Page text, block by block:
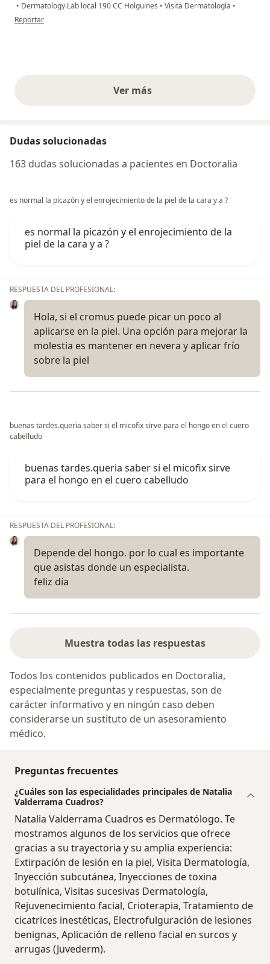
• Dermatology.Lab local 190 CC Holguines • Visita Dermatología •
en opinión del usuario Manuel Gómez
Reportar
Ver másopiniones anteriores
Dudas solucionadas
163 dudas solucionadas a pacientes en Doctoralia
es normal la picazón y el enrojecimiento de la piel de la cara y a ?
es normal la picazón y el enrojecimiento de la
piel de la cara y a ?
RESPUESTA DEL PROFESIONAL:
Hola, si el cromus puede picar un poco al
aplicarse en la piel. Una opción para mejorar la
molestia es mantener en nevera y aplicar frío
sobre la piel
buenas tardes.queria saber si el micofix sirve para el hongo en el cuero
cabelludo
buenas tardes.queria saber si el micofix sirve
para el hongo en el cuero cabelludo
RESPUESTA DEL PROFESIONAL:
Depende del hongo. por lo cual es importante
que asistas donde un especialista.
feliz día
Muestra todas las respuestas
Todos los contenidos publicados en Doctoralia,
especialmente preguntas y respuestas, son de
carácter informativo y en ningún caso deben
considerarse un sustituto de un asesoramiento
médico.
Preguntas frecuentes
¿Cuáles son las especialidades principales de Natalia
Valderrama Cuadros?
Natalia Valderrama Cuadros es Dermatólogo. Te
mostramos algunos de los servicios que ofrece
gracias a su trayectoria y su amplia experiencia:
Extirpación de lesión en la piel, Visita Dermatología,
Inyección subcutánea, Inyecciones de toxina
botulínica, Visitas sucesivas Dermatología,
Rejuvenecimiento facial, Crioterapia, Tratamiento de
cicatrices inestéticas, Electrofulguración de lesiones
benignas, Aplicación de relleno facial en surcos y
arrugas (Juvederm).